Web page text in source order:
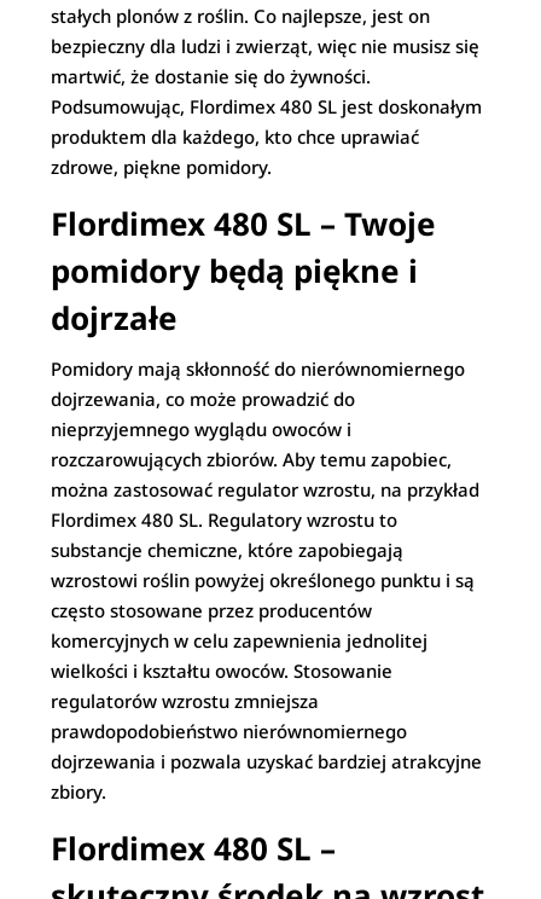
stałych plonów z roślin. Co najlepsze, jest on
bezpieczny dla ludzi i zwierząt, więc nie musisz się
martwić, że dostanie się do żywności.
Podsumowując, Flordimex 480 SL jest doskonałym
produktem dla każdego, kto chce uprawiać
zdrowe, piękne pomidory.
Flordimex 480 SL – Twoje
pomidory będą piękne i
dojrzałe
Pomidory mają skłonność do nierównomiernego
dojrzewania, co może prowadzić do
nieprzyjemnego wyglądu owoców i
rozczarowujących zbiorów. Aby temu zapobiec,
można zastosować regulator wzrostu, na przykład
Flordimex 480 SL. Regulatory wzrostu to
substancje chemiczne, które zapobiegają
wzrostowi roślin powyżej określonego punktu i są
często stosowane przez producentów
komercyjnych w celu zapewnienia jednolitej
wielkości i kształtu owoców. Stosowanie
regulatorów wzrostu zmniejsza
prawdopodobieństwo nierównomiernego
dojrzewania i pozwala uzyskać bardziej atrakcyjne
zbiory.
Flordimex 480 SL –